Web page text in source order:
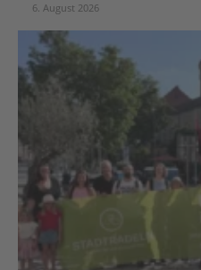
6. August 2026